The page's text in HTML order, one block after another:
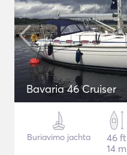
Bavaria 46 Cruiser
Buriavimo jachta
46 ft
14 m